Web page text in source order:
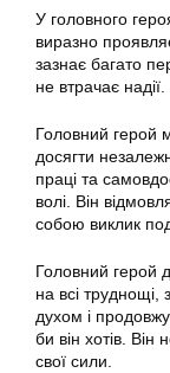
У головного
виразно
зазнає багато
не втрачає надії.
Головний герой
досягти
праці та
волі. Він
собою виклик
Головний герой
на всі труднощі,
духом і
би він хотів. Він
свої сили.